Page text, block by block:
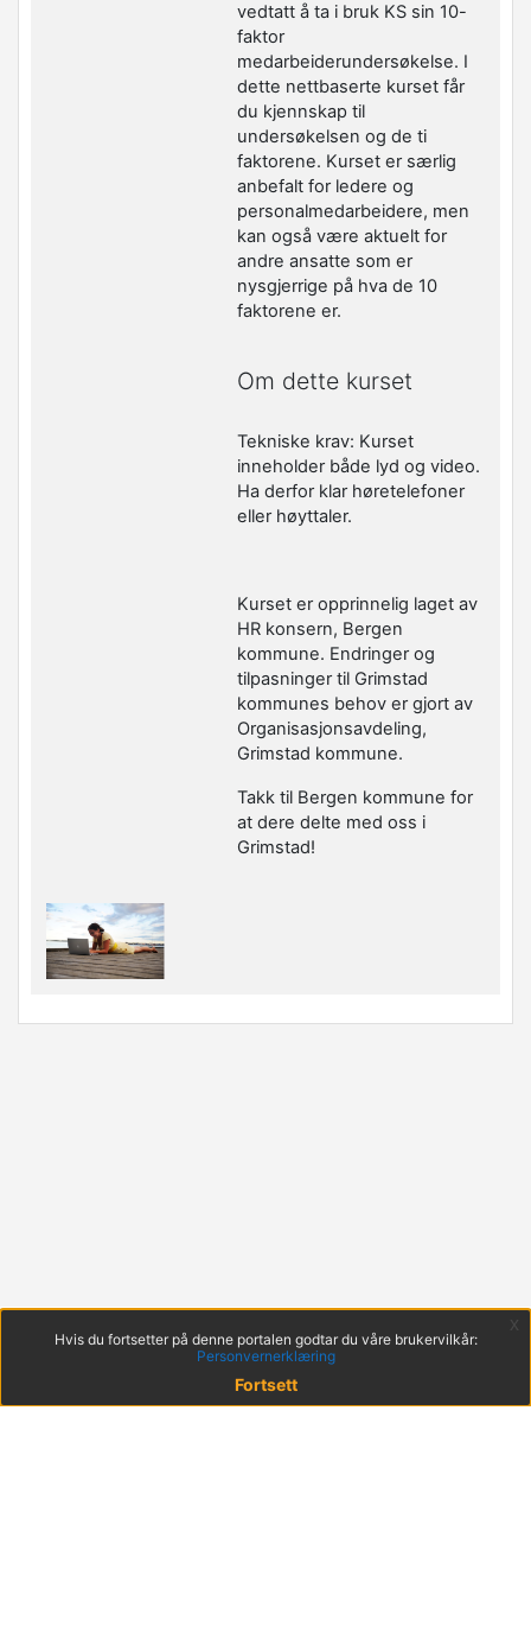
vedtatt å ta i bruk KS sin 10-
faktor
medarbeiderundersøkelse. I
dette nettbaserte kurset får
du kjennskap til
undersøkelsen og de ti
faktorene. Kurset er særlig
anbefalt for ledere og
personalmedarbeidere, men
kan også være aktuelt for
andre ansatte som er
nysgjerrige på hva de 10
faktorene er.
Om dette kurset
Tekniske krav: Kurset
inneholder både lyd og video.
Ha derfor klar høretelefoner
eller høyttaler.
Kurset er opprinnelig laget av
HR konsern, Bergen
kommune. Endringer og
tilpasninger til Grimstad
kommunes behov er gjort av
Organisasjonsavdeling,
Grimstad kommune.
Takk til Bergen kommune for
at dere delte med oss i
Grimstad!
Hvis du fortsetter på denne portalen godtar du våre brukervilkår:
Personvernerklæring
Fortsett
x